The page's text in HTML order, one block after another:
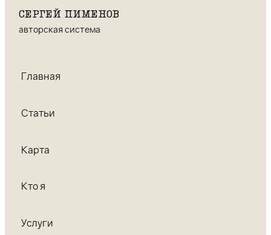
СЕРГЕЙ ПИМЕНОВ
авторская система
Главная
Статьи
Карта
Кто я
Услуги